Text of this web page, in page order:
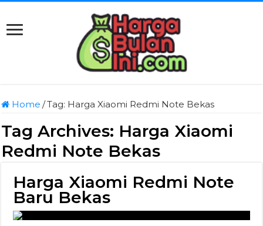
Home /Tag: Harga Xiaomi Redmi Note Bekas
Tag Archives: Harga Xiaomi
Redmi Note Bekas
Harga Xiaomi Redmi Note
Baru Bekas